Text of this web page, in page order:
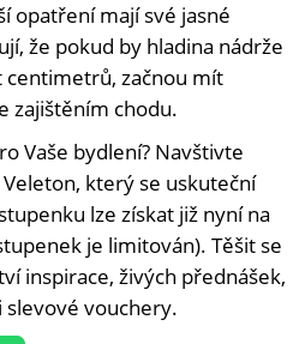
opatření mají své jasné
že pokud by hladina nádrže
centimetrů, začnou mít
zajištěním chodu.
Vaše bydlení? Navštivte
který se uskuteční
lze získat již nyní na
je limitován). Těšit se
inspirace, živých přednášek,
slevové vouchery.